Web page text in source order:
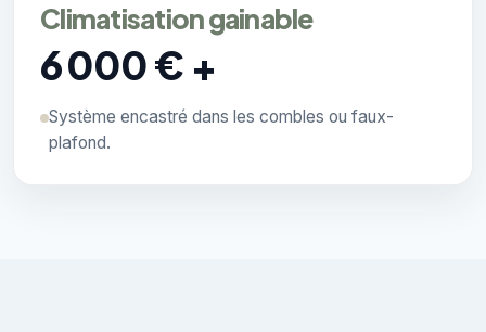
Climatisation gainable
6 000 € +
Système encastré dans les combles ou faux-
plafond.